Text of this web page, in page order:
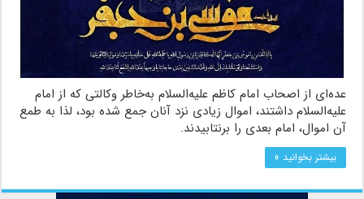
عده‌اى از اصحاب امام کاظم علیه‌السلام به‌خاطر وکالتى که از امام
علیه‌السلام داشتند، اموال زیادى نزد آنان جمع شده بود، لذا به طمع
آن اموال، امام بعدى را برنتابیدند.
بیشتر بخوانید »